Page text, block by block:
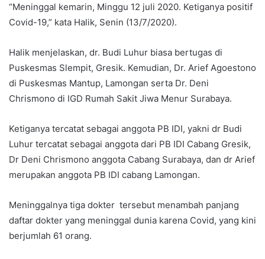
“Meninggal kemarin, Minggu 12 juli 2020. Ketiganya positif
Covid-19,” kata Halik, Senin (13/7/2020).
Halik menjelaskan, dr. Budi Luhur biasa bertugas di
Puskesmas Slempit, Gresik. Kemudian, Dr. Arief Agoestono
di Puskesmas Mantup, Lamongan serta Dr. Deni
Chrismono di IGD Rumah Sakit Jiwa Menur Surabaya.
Ketiganya tercatat sebagai anggota PB IDI, yakni dr Budi
Luhur tercatat sebagai anggota dari PB IDI Cabang Gresik,
Dr Deni Chrismono anggota Cabang Surabaya, dan dr Arief
merupakan anggota PB IDI cabang Lamongan.
Meninggalnya tiga dokter tersebut menambah panjang
daftar dokter yang meninggal dunia karena Covid, yang kini
berjumlah 61 orang.